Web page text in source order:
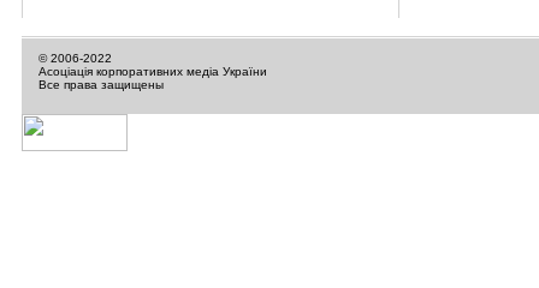
© 2006-2022
Асоціація корпоративних медіа України
Все права защищены